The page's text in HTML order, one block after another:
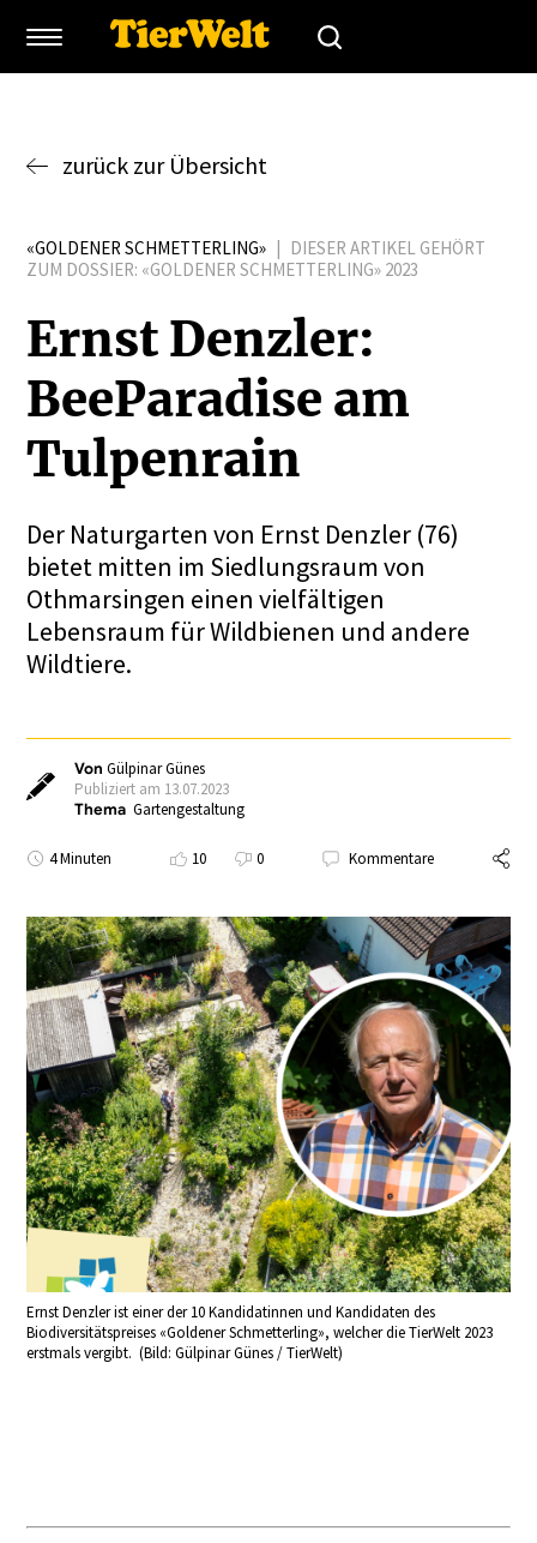
zurück zur Übersicht
«GOLDENER SCHMETTERLING» | DIESER ARTIKEL GEHÖRT
ZUM DOSSIER: «GOLDENER SCHMETTERLING» 2023
Ernst Denzler:
BeePa­radise am
Tulpenrain
Der Naturgarten von Ernst Denzler (76)
bietet mitten im Siedlungsraum von
Othmarsingen einen vielfältigen
Lebensraum für Wildbienen und andere
Wildtiere.
VonGülpinar Günes
Publiziert am 13.07.2023
Thema Gartengestaltung
4 Minuten 10 0 Kommentare
Ernst Denzler ist einer der 10 Kandidatinnen und Kandidaten des
Biodiversitätspreises «Goldener Schmetterling», welcher die TierWelt 2023
erstmals vergibt. (Bild: Gülpinar Günes / TierWelt)